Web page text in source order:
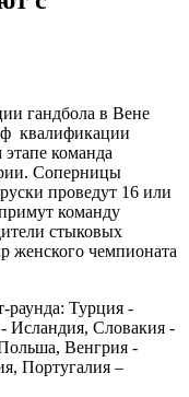
гандбола в Вене
квалификации
команда
Соперницы
проведут 16 или
команду
стыковых
женского чемпионата
раунда: Турция -
Исландия, Словакия -
Венгрия -
Португалия –